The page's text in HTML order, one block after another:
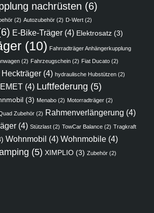
nachrüsten (6)
(2) Autozubehör (2) D-Wert (2)
E-Bike-Träger (4) Elektrosatz (3)
(10) Fahrradträger Anhängerkupplung
(2) Fahrzeugschein (2) Fiat Ducato (2)
Heckträger (4) hydraulische Hubstützen (2)
(4) Luftfederung (5)
(3) Menabo (2) Motorradträger (2)
Zubehör (2) Rahmenverlängerung (4)
(4) Stützlast (2) TowCar Balance (2) Tragkraft
Wohnmobil (4) Wohnmobile (4)
(5) XIMPLIO (3) Zubehör (2)